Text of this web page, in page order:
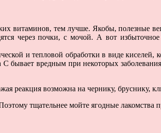
витаминов, тем лучше. Якобы, полезные
через почки, с мочой. А вот
и тепловой обработки в виде киселей,
вредным при некоторых
реакция возможна на чернику, бруснику,
тщательнее мойте ягодные лакомства